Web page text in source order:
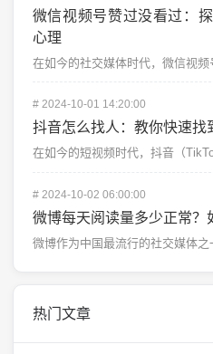
微信视频号赞过没看过：
心理
# 2024-10-01 14:20:00
抖音怎么找人：教你快速找
# 2024-10-02 06:00:00
微博每天阅读量多少正常？
热门文章